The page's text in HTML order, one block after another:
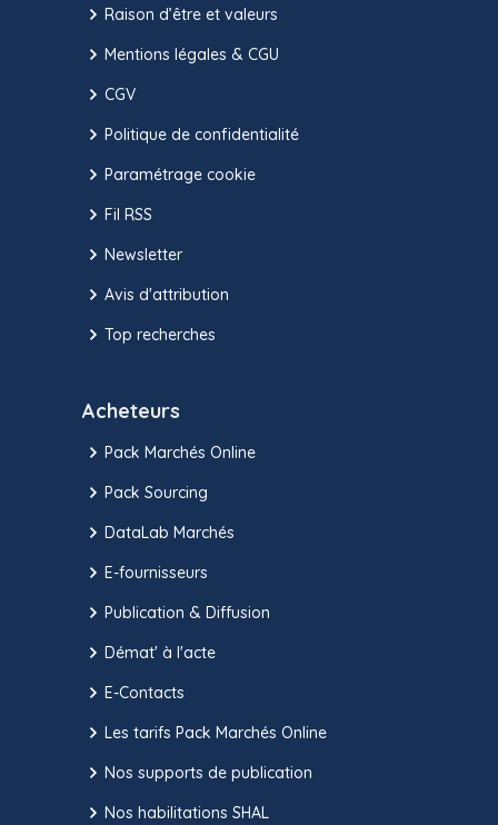
Raison d’être et valeurs
Mentions légales & CGU
CGV
Politique de confidentialité
Paramétrage cookie
Fil RSS
Newsletter
Avis d'attribution
Top recherches
Acheteurs
Pack Marchés Online
Pack Sourcing
DataLab Marchés
E-fournisseurs
Publication & Diffusion
Démat' à l'acte
E-Contacts
Les tarifs Pack Marchés Online
Nos supports de publication
Nos habilitations SHAL